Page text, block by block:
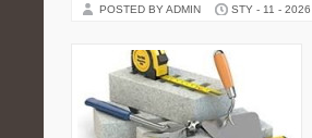
POSTED BY ADMIN STY - 11 - 2026